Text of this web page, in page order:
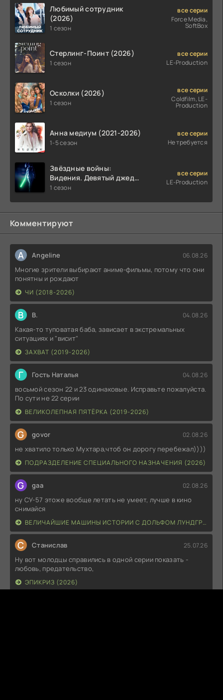
Любимый сотрудник
(2026)
1 сезон
все серии
Force Media,
SoftBox
Стерлинг-Поинт (2026)
1 сезон
все серии
LE-Production
Осколки (2026)
1 сезон
все серии
Coldfilm, LE-
Production
Анна медиум (2021-2026)
1-5 сезон
все серии
Не требуется
Звёздные войны:
Видения. Девятый джедай
(2026)
1 сезон
все серии
LE-Production
Комментируют
A Angeline 06.08.26
Многие зрители выбирают аниме-фильмы, потому что они
понятны и рождают
ЧИ (2018-2026)
В В. 04.08.26
Какая-то туповатая баба, зависает в экстремальных
ситуациях и "висит"
ЗАХВАТ (2019-2026)
Г Гость Наталья 04.08.26
восьмой сезон 22 и 23 одинаковые. Исправьте пожалуйста.
По сути не 22 серии
ВЕЛИКОЛЕПНАЯ ПЯТЁРКА (2019-2026)
G govor 02.08.26
не хватило только Мухтара,чтоб он дорогу перебежал))))
ПОДРАЗДЕЛЕНИЕ СПЕЦИАЛЬНОГО НАЗНАЧЕНИЯ (2026)
G gaa 02.08.26
ну СУ-57 этоже вообще летать не умеет, лучше в кино
снимайся
ВЕЛИЧАЙШИЕ МАШИНЫ ИСТОРИИ С ДОЛЬФОМ ЛУНДГРЕНОМ (2026)
С Станислав 25.07.26
Ну вот молодцы справились в одной серии показать -
любовь, предательство,
ЭПИКРИЗ (2026)